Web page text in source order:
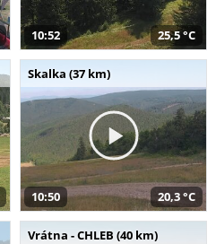
10:52 25,5 °C
Skalka (37 km)
10:50 20,3 °C
Vrátna - CHLEB (40 km)